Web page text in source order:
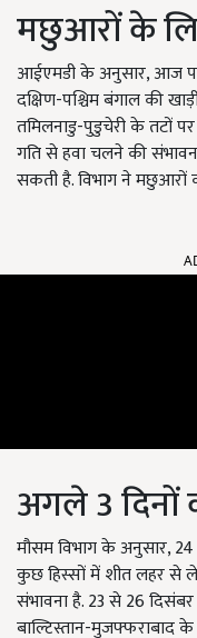
मछुआरों के
आईएमडी के अनुसार, आज
दक्षिण-पश्चिम बंगाल की
तमिलनाडु-पुडुचेरी के तटों
गति से हवा चलने की
सकती है. विभाग ने मछुआरों
अगले 3 दिनों
मौसम विभाग के अनुसार,
कुछ हिस्सों में शीत लहर से
संभावना है. 23 से 26
बाल्टिस्तान-मुजफ्फराबाद